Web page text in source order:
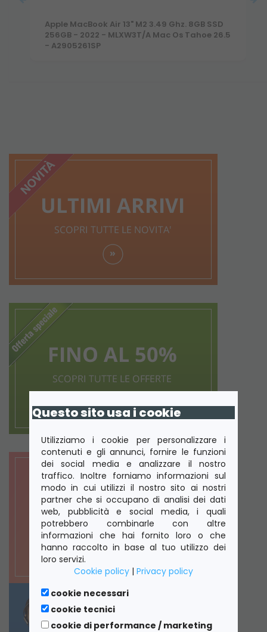
Apple MacBook Air 13" M2 3.49 Ghz. 8GB SSD
256GB - 2022 - MLXW3T/A Mac Os Tahoe 26.5
- A2905261SP
Questo sito usa i cookie
Utilizziamo i cookie per personalizzare i
contenuti e gli annunci, fornire le funzioni
dei social media e analizzare il nostro
traffico. Inoltre forniamo informazioni sul
modo in cui utilizzi il nostro sito ai nostri
partner che si occupano di analisi dei dati
web, pubblicità e social media, i quali
potrebbero combinarle con altre
informazioni che hai fornito loro o che
hanno raccolto in base al tuo utilizzo dei
loro servizi.
Cookie policy | Privacy policy
cookie necessari
cookie tecnici
cookie di performance / marketing